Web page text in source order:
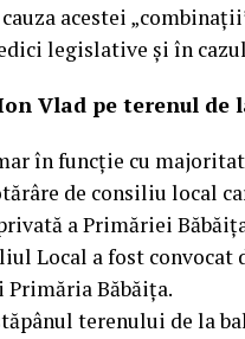
acestei
legislative și în
Vlad pe terenul de
în funcție cu
de consiliu local
a Primăriei
Local a fost convocat
Băbăița.
terenului de la